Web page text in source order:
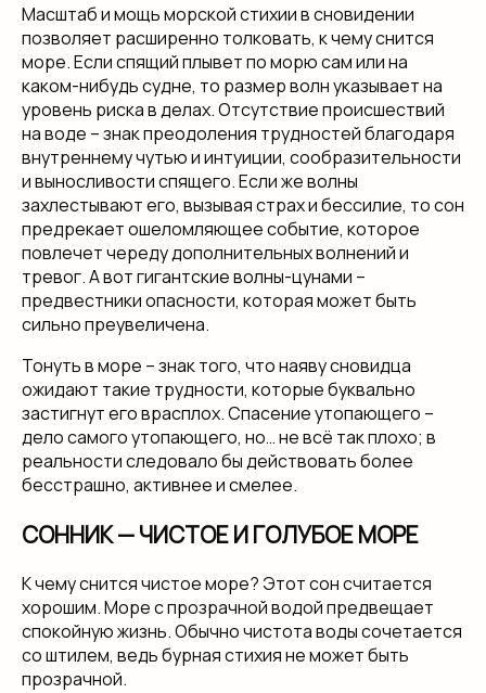
Масштаб и мощь морской стихии в сновидении
позволяет расширенно толковать, к чему снится
море. Если спящий плывет по морю сам или на
каком-нибудь судне, то размер волн указывает на
уровень риска в делах. Отсутствие происшествий
на воде – знак преодоления трудностей благодаря
внутреннему чутью и интуиции, сообразительности
и выносливости спящего. Если же волны
захлестывают его, вызывая страх и бессилие, то сон
предрекает ошеломляющее событие, которое
повлечет череду дополнительных волнений и
тревог. А вот гигантские волны-цунами –
предвестники опасности, которая может быть
сильно преувеличена.
Тонуть в море – знак того, что наяву сновидца
ожидают такие трудности, которые буквально
застигнут его врасплох. Спасение утопающего –
дело самого утопающего, но… не всё так плохо; в
реальности следовало бы действовать более
бесстрашно, активнее и смелее.
СОННИК — ЧИСТОЕ И ГОЛУБОЕ МОРЕ
К чему снится чистое море? Этот сон считается
хорошим. Море с прозрачной водой предвещает
спокойную жизнь. Обычно чистота воды сочетается
со штилем, ведь бурная стихия не может быть
прозрачной.